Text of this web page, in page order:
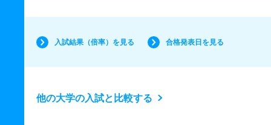
入試結果（倍率）を見る 合格発表日を見る
他の大学の入試と比較する